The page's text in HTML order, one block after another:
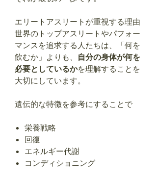
エリートアスリートが重視する理由
世界のトップアスリートやパフォー
マンスを追求する人たちは、「何を
飲むか」よりも、 自分の身体が何を
必要としているかを理解することを
大切にしています。
遺伝的な特徴を参考にすることで
栄養戦略
回復
エネルギー代謝
コンディショニング